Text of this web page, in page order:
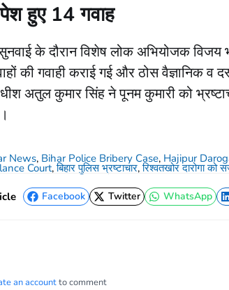
हुए 14 गवाह
के दौरान विशेष लोक अभियोजक विजय
की गवाही कराई गई और ठोस वैज्ञानिक व
अतुल कुमार सिंह ने पूनम कुमारी को
News, Bihar Police Bribery Case, Hajipur
Court,बिहार पुलिस भ्रष्टाचार,रिश्वतखोर दारोगा को
Facebook
Facebook
Twitter
Twitter WhatsApp
an accountto comment